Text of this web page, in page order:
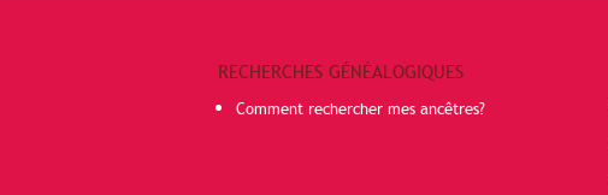
RECHERCHES GÉNÉALOGIQUES
Comment rechercher mes ancêtres?